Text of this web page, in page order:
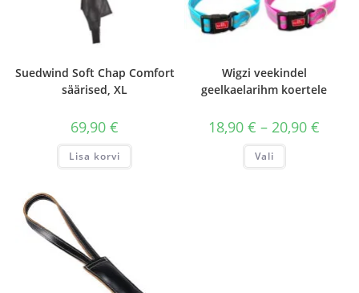
Suedwind Soft Chap Comfort
säärised, XL
69,90€
Lisa korvi
Wigzi veekindel
geelkaelarihm koertele
18,90€ – 20,90€
Vali
Sellel
on